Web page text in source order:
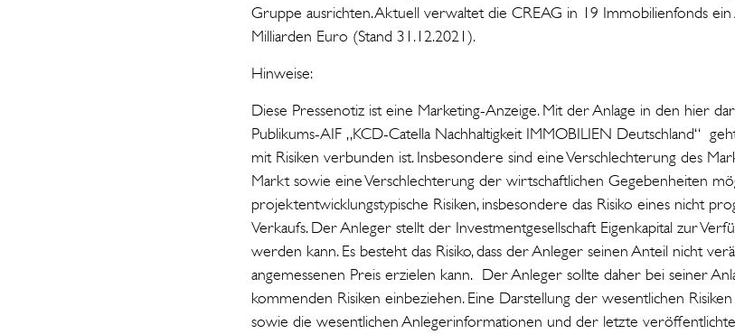
Gruppe ausrichten. Aktuell verwaltet die CREAG in 19 Immobilienfonds
Milliarden Euro (Stand 31.12.2021).
Hinweise:
Diese Pressenotiz ist eine Marketing-Anzeige. Mit der Anlage in den hier
Publikums-AIF „KCD-Catella Nachhaltigkeit IMMOBILIEN Deutschland“
mit Risiken verbunden ist. Insbesondere sind eine Verschlechterung des
Markt sowie eine Verschlechterung der wirtschaftlichen Gegebenheiten
projektentwicklungstypische Risiken, insbesondere das Risiko eines nicht
Verkaufs. Der Anleger stellt der Investmentgesellschaft Eigenkapital zur
werden kann. Es besteht das Risiko, dass der Anleger seinen Anteil nicht
angemessenen Preis erzielen kann. Der Anleger sollte daher bei seiner
kommenden Risiken einbeziehen. Eine Darstellung der wesentlichen
sowie die wesentlichen Anlegerinformationen und der letzte